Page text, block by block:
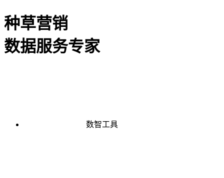
种草营销
数据服务专家
数智工具